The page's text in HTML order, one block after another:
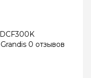
0 отзывов